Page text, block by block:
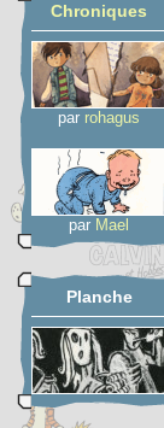
Chroniques
par rohagus
par Mael
Planche